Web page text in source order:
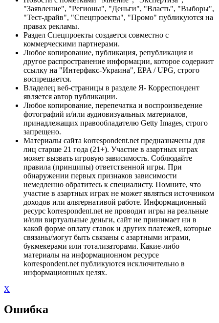
"Заявление", "Регионы", "Деньги", "Власть", "Выборы",
"Тест-драйв", "Спецпроекты", "Промо" публикуются на
правах рекламы.
Раздел Спецпроекты создается совместно с
коммерческими партнерами.
Любое копирование, публикация, републикация и
другое распространение информации, которое содержит
ссылку на "Интерфакс-Украина", EPA / UPG, строго
воспрещается.
Владелец веб-страницы в разделе Я- Корреспондент
является автор публикации.
Любое копирование, перепечатка и воспроизведение
фотографий и/или аудиовизуальных материалов,
принадлежащих правообладателю Getty Images, строго
запрещено.
Материалы сайта korrespondent.net предназначены для
лиц старше 21 года (21+). Участие в азартных играх
может вызвать игровую зависимость. Соблюдайте
правила (принципы) ответственной игры. При
обнаружении первых признаков зависимости
немедленно обратитесь к специалисту. Помните, что
участие в азартных играх не может являться источником
доходов или альтернативой работе. Информационный
ресурс korrespondent.net не проводит игры на реальные
и/или виртуальные деньги, сайт не принимает ни в
какой форме оплату ставок и других платежей, которые
связаны/могут быть связаны с азартными играми,
букмекерами или тотализаторами. Какие-либо
материалы на информационном ресурсе
korrespondent.net публикуются исключительно в
информационных целях.
X
Ошибка